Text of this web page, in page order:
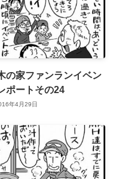
の家ファンランイベン
ポートその24
年4月29日